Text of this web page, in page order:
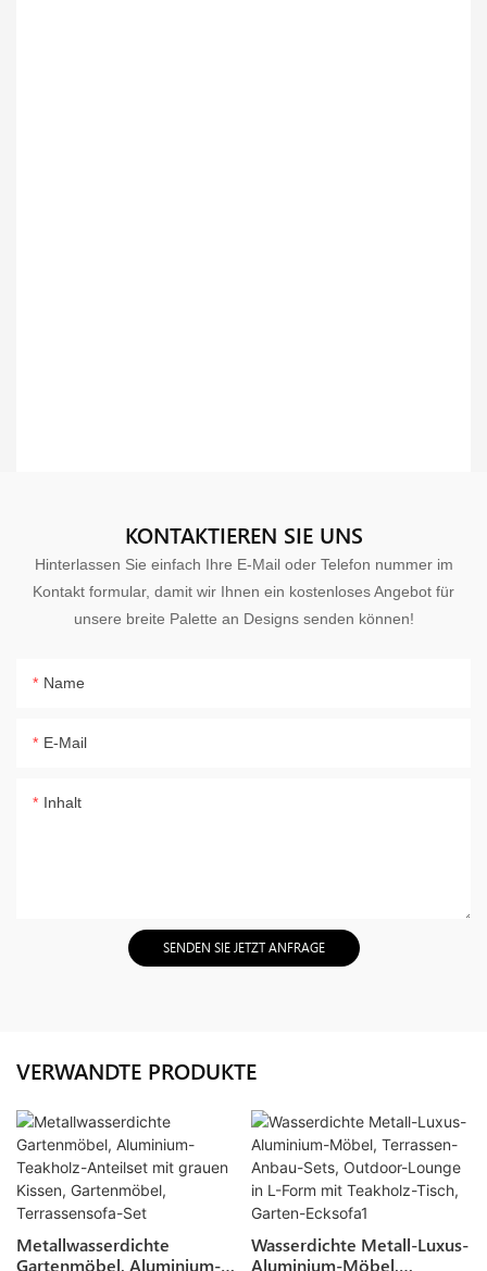
KONTAKTIEREN SIE UNS
Hinterlassen Sie einfach Ihre E-Mail oder Telefon nummer im
Kontakt formular, damit wir Ihnen ein kostenloses Angebot für
unsere breite Palette an Designs senden können!
Name
E-Mail
Inhalt
SENDEN SIE JETZT ANFRAGE
VERWANDTE PRODUKTE
Metallwasserdichte
Gartenmöbel, Aluminium-
Wasserdichte Metall-Luxus-
Aluminium-Möbel,